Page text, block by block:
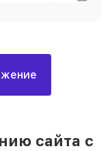
сайта с